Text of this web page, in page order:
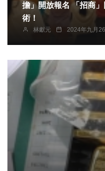
擔」開放報名 「招商
術！
林獻元 2024年九月